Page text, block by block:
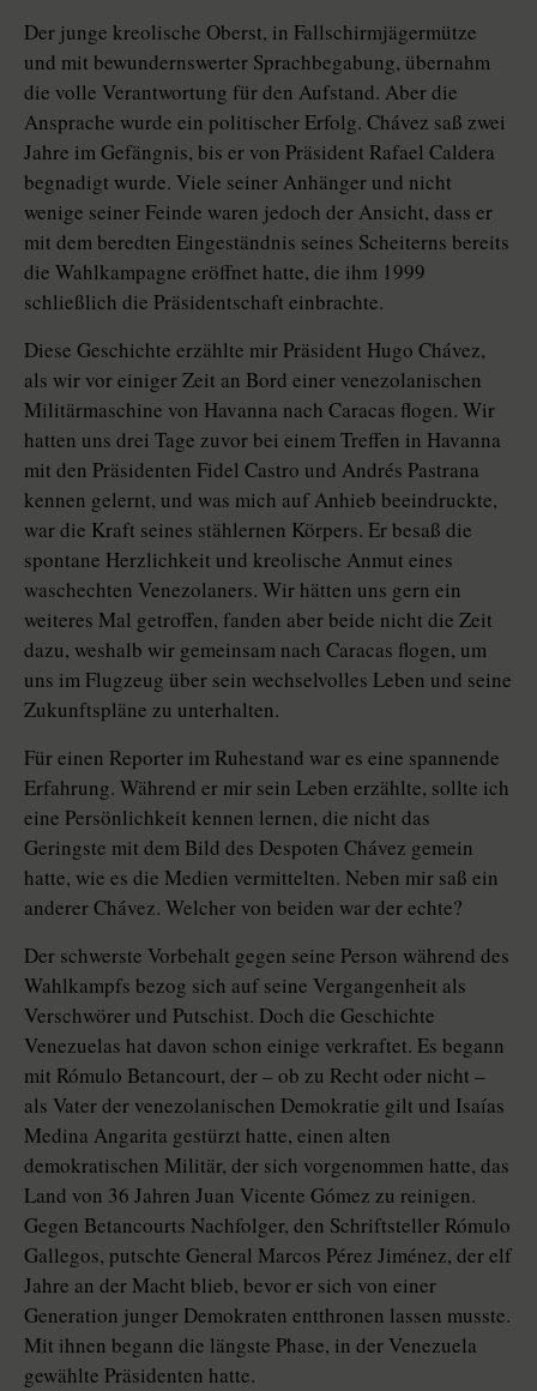
Der junge kreolische Oberst, in Fallschirmjägermütze
und mit bewundernswerter Sprachbegabung, übernahm
die volle Verantwortung für den Aufstand. Aber die
Ansprache wurde ein politischer Erfolg. Chávez saß zwei
Jahre im Gefängnis, bis er von Präsident Rafael Caldera
begnadigt wurde. Viele seiner Anhänger und nicht
wenige seiner Feinde waren jedoch der Ansicht, dass er
mit dem beredten Eingeständnis seines Scheiterns bereits
die Wahlkampagne eröffnet hatte, die ihm 1999
schließlich die Präsidentschaft einbrachte.
Diese Geschichte erzählte mir Präsident Hugo Chávez,
als wir vor einiger Zeit an Bord einer venezolanischen
Militärmaschine von Havanna nach Caracas flogen. Wir
hatten uns drei Tage zuvor bei einem Treffen in Havanna
mit den Präsidenten Fidel Castro und Andrés Pastrana
kennen gelernt, und was mich auf Anhieb beeindruckte,
war die Kraft seines stählernen Körpers. Er besaß die
spontane Herzlichkeit und kreolische Anmut eines
waschechten Venezolaners. Wir hätten uns gern ein
weiteres Mal getroffen, fanden aber beide nicht die Zeit
dazu, weshalb wir gemeinsam nach Caracas flogen, um
uns im Flugzeug über sein wechselvolles Leben und seine
Zukunftspläne zu unterhalten.
Für einen Reporter im Ruhestand war es eine spannende
Erfahrung. Während er mir sein Leben erzählte, sollte ich
eine Persönlichkeit kennen lernen, die nicht das
Geringste mit dem Bild des Despoten Chávez gemein
hatte, wie es die Medien vermittelten. Neben mir saß ein
anderer Chávez. Welcher von beiden war der echte?
Der schwerste Vorbehalt gegen seine Person während des
Wahlkampfs bezog sich auf seine Vergangenheit als
Verschwörer und Putschist. Doch die Geschichte
Venezuelas hat davon schon einige verkraftet. Es begann
mit Rómulo Betancourt, der – ob zu Recht oder nicht –
als Vater der venezolanischen Demokratie gilt und Isaías
Medina Angarita gestürzt hatte, einen alten
demokratischen Militär, der sich vorgenommen hatte, das
Land von 36 Jahren Juan Vicente Gómez zu reinigen.
Gegen Betancourts Nachfolger, den Schriftsteller Rómulo
Gallegos, putschte General Marcos Pérez Jiménez, der elf
Jahre an der Macht blieb, bevor er sich von einer
Generation junger Demokraten entthronen lassen musste.
Mit ihnen begann die längste Phase, in der Venezuela
gewählte Präsidenten hatte.